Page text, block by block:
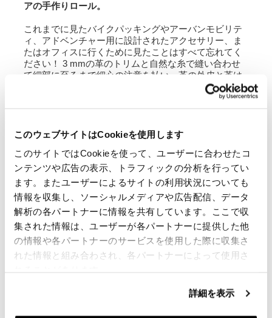
このウェブサイトはCookieを使用します
このサイトではCookieを使って、ユーザーに合わせたコ
ンテンツや広告の表示、トラフィックの分析を行ってい
ます。またユーザーによるサイトの利用状況についても
情報を収集し、ソーシャルメディアや広告配信、データ
解析の各パートナーに情報を共有しています。ここで収
集された情報は、ユーザーが各パートナーに提供した他
の情報や各パートナーのサービスを使用した際に収集さ
れた情報と組み合わされ、各パートナーによって使用さ
詳細を表示
アの手作りロール。
これまでに見たバイクパッキングやアーバンモビリテ
ィ、アドベンチャー用に設計されたアクセサリー、ま
たはオフィスに行くために見たことはすべて忘れてく
ださい！ 3 mmの革のトリムと自然な糸で縫い合わせ
て細部に至るまで細心の注意を払い、革の外皮と革は
時間の経過とともに摩耗し、冒険の物語を語ります。
ロールは、付属のストラップ（写真参照）を使用して
ゆるタイプのサポートに簡単に適応する通行人がいま
をすべて運ぶのに最適です。プラスチック製のバック
ルには、紛失しないようにベルトループに接続された
スライド式レザーカバーが装備されています。
色：
モスグレーと茶色の革のトリム
ブラウンレザートリム付きコロラドブラウン
高さ35 cm、最大54 cm、直径18 cmまで延長可能